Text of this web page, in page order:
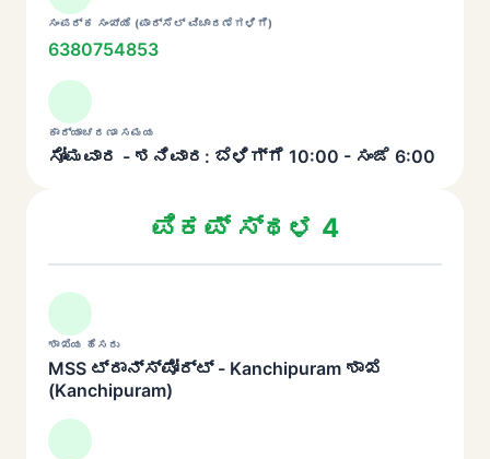
ಸಂಪರ್ಕ ಸಂಖ್ಯೆ (ಪಾರ್ಸೆಲ್ ವಿಚಾರಣೆಗಳಿಗೆ)
6380754853
ಕಾರ್ಯಾಚರಣಾ ಸಮಯ
ಸೋಮವಾರ - ಶನಿವಾರ: ಬೆಳಿಗ್ಗೆ 10:00 - ಸಂಜೆ 6:00
ಪಿಕಪ್ ಸ್ಥಳ 4
ಶಾಖೆಯ ಹೆಸರು
MSS ಟ್ರಾನ್ಸ್‌ಪೋರ್ಟ್ - Kanchipuram ಶಾಖೆ
(Kanchipuram)